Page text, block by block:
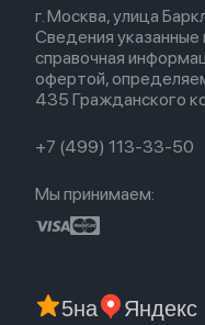
Airpods 2
Airpods (1-е)
Для Apple Watch
Политика
Оплата и доставка
Партнерская
Гарантия
Обмен и возврат
Trade-in
Новые поступления
Популярное
Акции
г. Москва, улица
Сведения указанные
справочная
офертой,
435 Гражданского
+7 (499) 113-33-50
Мы принимаем:
5на Яндекс